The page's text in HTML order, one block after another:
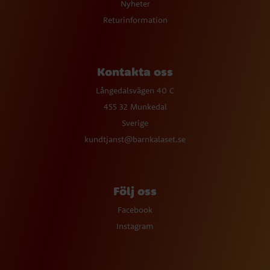
Nyheter
Returinformation
Kontakta oss
Långedalsvägen 40 C
455 32 Munkedal
Sverige
kundtjanst@barnkalaset.se
Följ oss
Facebook
Instagram